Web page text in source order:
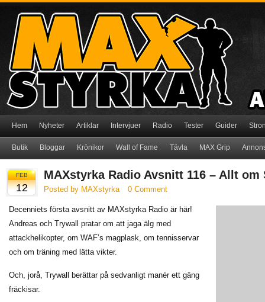
Hem Nyheter Artiklar Intervjuer Radio Tester Guider
Butik Bloggar Krönikor Wall of Fame Tävla MAX Grip
FEB
12
MAXstyrka Radio Avsnitt 116 – Allt
Posted by MAXstyrka 0 Comment
Decenniets första avsnitt av MAXstyrka Radio är här!
Andreas och Trywall pratar om att jaga älg med
attackhelikopter, om WAF’s magplask, om tennisservar
och om träning med lätta vikter.
Och, jorå, Trywall berättar på sedvanligt manér ett gäng
fräckisar.